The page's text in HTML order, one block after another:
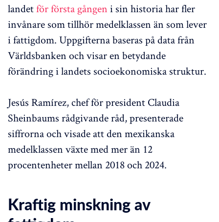
landetför första gången i sin historia har fler
invånare som tillhör medelklassen än som lever
i fattigdom. Uppgifterna baseras på data från
Världsbanken och visar en betydande
förändring i landets socioekonomiska struktur.
Jesús Ramírez, chef för president Claudia
Sheinbaums rådgivande råd, presenterade
siffrorna och visade att den mexikanska
medelklassen växte med mer än 12
procentenheter mellan 2018 och 2024.
Kraftig minskning av